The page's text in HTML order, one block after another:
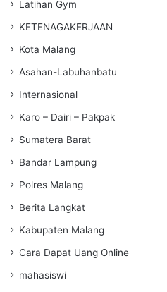
Latihan Gym
KETENAGAKERJAAN
Kota Malang
Asahan-Labuhanbatu
Internasional
Karo – Dairi – Pakpak
Sumatera Barat
Bandar Lampung
Polres Malang
Berita Langkat
Kabupaten Malang
Cara Dapat Uang Online
mahasiswi